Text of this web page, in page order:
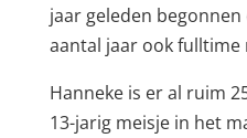
jaar geleden begonnen
aantal jaar ook fulltime
Hanneke is er al ruim
13-jarig meisje in het